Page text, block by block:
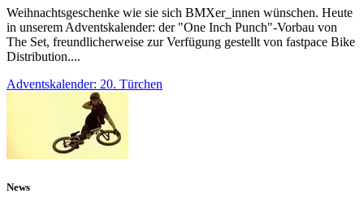
Weihnachtsgeschenke wie sie sich BMXer_innen wünschen. Heute
in unserem Adventskalender: der "One Inch Punch"-Vorbau von
The Set, freundlicherweise zur Verfügung gestellt von fastpace Bike
Distribution....
Adventskalender: 20. Türchen
News